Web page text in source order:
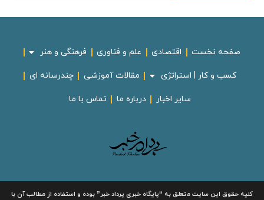
صفحه نخست اقتصادی علم و فناوری فرهنگی و هنر
کسب و کار | استراتژی مقالات آموزشی چندرسانه ای
سایر اخبار درباره ما تماس با ما
کلیه حقوق این سایت متعلق به“پایگاه خبریپرداد خبر”بوده و استفاده از مطالب آن با